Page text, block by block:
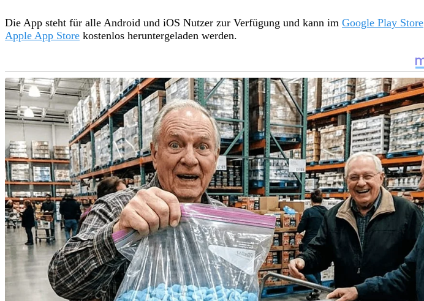
Die App steht für alle Android und iOS Nutzer zur Verfügung und kann im Google Play Store
Apple App Store kostenlos heruntergeladen werden.